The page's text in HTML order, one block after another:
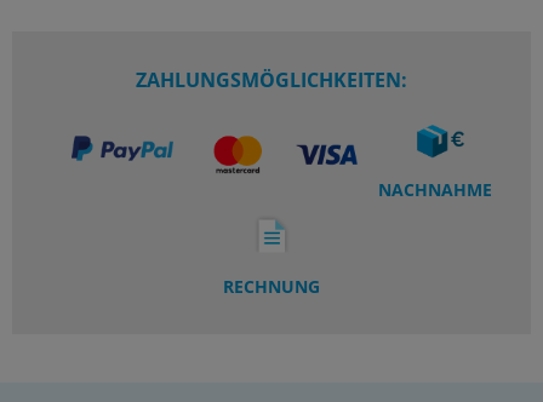
ZAHLUNGSMÖGLICHKEITEN:
NACHNAHME
RECHNUNG